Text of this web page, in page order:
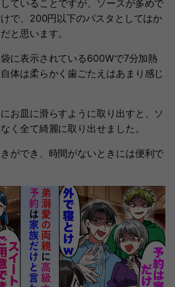
ていることですが、ソースが多めで
で、200円以下のパスタとしてはか
と思います。
に表示されている600Wで7分加熱
体は柔らかく歯ごたえはあまり感じ
お皿に滑らすように取り出すと、ソ
く全て綺麗に取り出せました。
ができ、時間がないときには便利で